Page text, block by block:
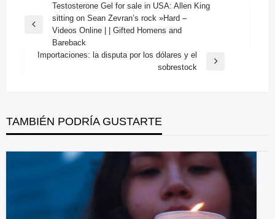
Navegación
de
entradas
Entrada
Testosterone Gel for sale in USA: Allen King
sitting on Sean Zevran’s rock »Hard –
Videos Online | | Gifted Homens and
Bareback
Importaciones: la disputa por los dólares y el
sobrestock
TAMBIÉN PODRÍA GUSTARTE